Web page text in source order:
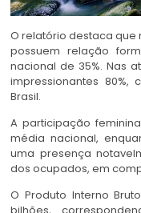
O relatório destaca que
possuem relação
nacional de 35%. Nas
impressionantes
Brasil.
A participação
média nacional,
uma presença
dos ocupados, em
O Produto Interno